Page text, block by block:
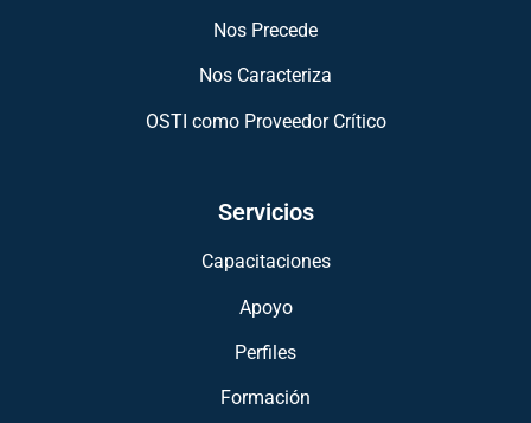
Nos Precede
Nos Caracteriza
OSTI como Proveedor Crítico
Servicios
Capacitaciones
Apoyo
Perfiles
Formación